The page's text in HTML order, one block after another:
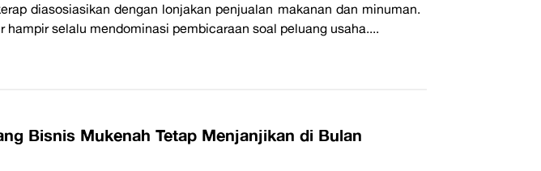
diasosiasikan dengan lonjakan penjualan makanan dan minuman.
hampir selalu mendominasi pembicaraan soal peluang usaha....
Bisnis Mukenah Tetap Menjanjikan di Bulan